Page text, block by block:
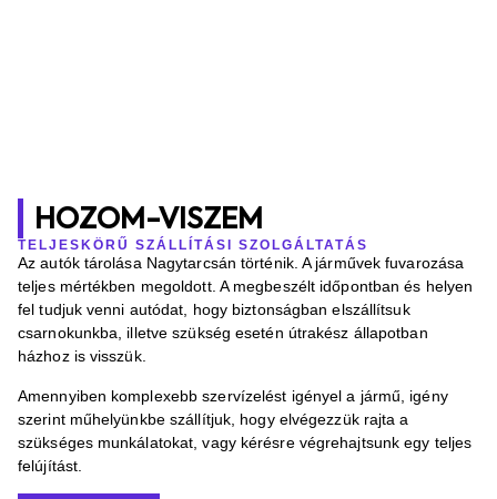
HOZOM-VISZEM
TELJESKÖRŰ SZÁLLÍTÁSI SZOLGÁLTATÁS
Az autók tárolása Nagytarcsán történik. A járművek fuvarozása
teljes mértékben megoldott. A megbeszélt időpontban és helyen
fel tudjuk venni autódat, hogy biztonságban elszállítsuk
csarnokunkba, illetve szükség esetén útrakész állapotban
házhoz is visszük.
Amennyiben komplexebb szervízelést igényel a jármű, igény
szerint műhelyünkbe szállítjuk, hogy elvégezzük rajta a
szükséges munkálatokat, vagy kérésre végrehajtsunk egy teljes
felújítást.